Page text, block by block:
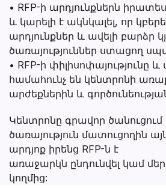
• RFP-ի արդյունքներն
և կարելի է ակնկալել, որ
արդյունքներ և ավելի բարձր
ծառայություններ ստացող
• RFP-ի փիլիսոփայությունը
համահունչ են կենտրոնի
արժեքներին և
Կենտրոնը գրավոր
ծառայություն մատուցողին
արդյոք իրենց RFP-ն է
առաջարկն ընդունվել կամ
կողմից: